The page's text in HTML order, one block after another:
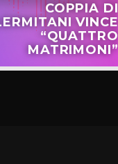
COPPIA DI
VINCE
“QUATTRO
MATRIMONI”